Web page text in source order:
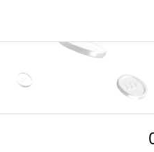
Baixa de todos os
tempos
Aug 1, 2026 (5 dias atrás)